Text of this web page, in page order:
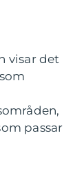
visar det
passar